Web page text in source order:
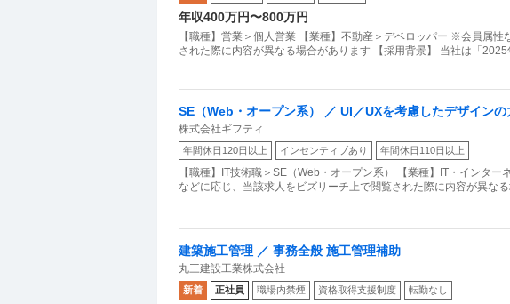
年収400万円〜800万円
【職種】営業＞個人営業 【業種】不動産＞デベロッパー ※会員属
された際に内容が異なる場合があります 【採用背景】 当社は「
SE（Web・オープン系） ／ UI／UXを考慮したデザイン
ーを募集！
株式会社ギフティ
年間休日120日以上 インセンティブあり 年間休日110日以上
【職種】IT技術職＞SE（Web・オープン系） 【業種】IT・インタ
などに応じ、当該求人をビズリーチ上で閲覧された際に内容が異な
建築施工管理 ／ 事務全般 施工管理補助
丸三建設工業株式会社
新着 正社員 職場内禁煙 資格取得支援制度 転勤なし